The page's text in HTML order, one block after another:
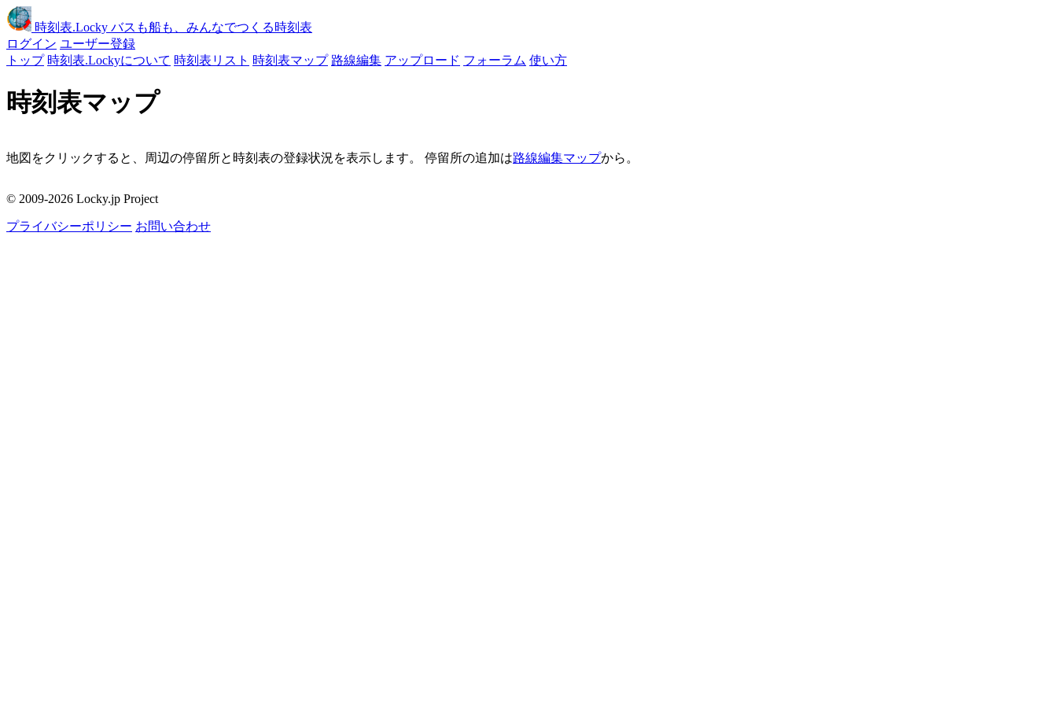
時刻表.Locky バスも船も、みんなでつくる時刻表
ログイン ユーザー登録
トップ 時刻表.Lockyについて 時刻表リスト 時刻表マップ 路線編集 アップロード フォーラム 使い方
時刻表マップ
地図をクリックすると、周辺の停留所と時刻表の登録状況を表示します。 停留所の追加は路線編集マップから。
周辺の停留所
© 2009-2026 Locky.jp Project
プライバシーポリシー お問い合わせ